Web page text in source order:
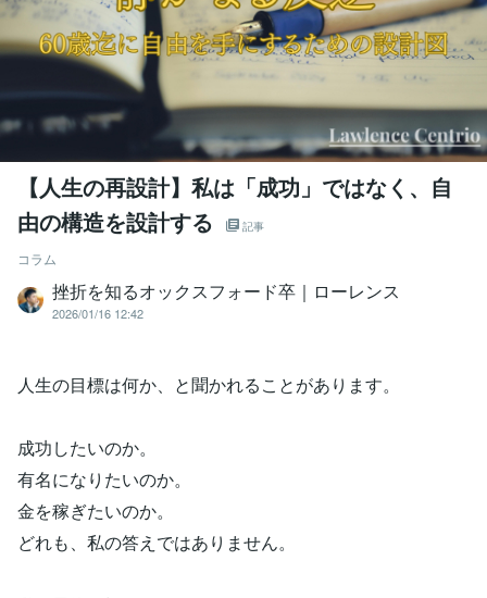
【人生の再設計】私は「成功」ではなく、自
由の構造を設計する
記事
コラム
挫折を知るオックスフォード卒｜ローレンス
2026/01/16 12:42
人生の目標は何か、と聞かれることがあります。
成功したいのか。
有名になりたいのか。
金を稼ぎたいのか。
どれも、私の答えではありません。